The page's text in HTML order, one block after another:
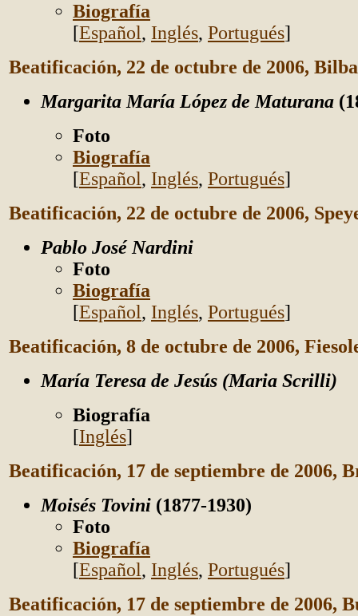
Biografía
[Español, Inglés, Portugués]
Beatificación, 22 de octubre de 2006,
Margarita María López de Maturana
Foto
Biografía
[Español, Inglés, Portugués]
Beatificación, 22 de octubre de 2006,
Pablo José Nardini
Foto
Biografía
[Español, Inglés, Portugués]
Beatificación, 8 de octubre de 2006,
María Teresa de Jesús (Maria Scrilli)
Biografía
[Inglés]
Beatificación, 17 de septiembre de 2006,
Moisés Tovini (1877-1930)
Foto
Biografía
[Español, Inglés, Portugués]
Beatificación, 17 de septiembre de 2006,